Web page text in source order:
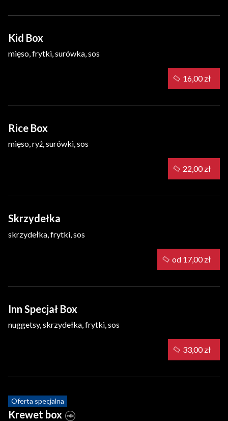
Kid Box
mięso, frytki, surówka, sos
Rice Box
mięso, ryż, surówki, sos
Skrzydełka
skrzydełka, frytki, sos
Inn Specjał Box
nuggetsy, skrzydełka, frytki, sos
Oferta specjalna
Krewet box